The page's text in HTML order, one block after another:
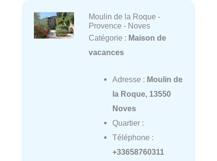
Moulin de la Roque -
Provence - Noves
Catégorie : Maison de
vacances
Adresse : Moulin de
la Roque, 13550
Noves
Quartier :
Téléphone :
+33658760311